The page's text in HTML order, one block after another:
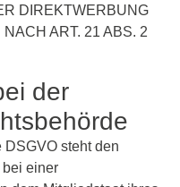
DIREKTWERBUNG
ART. 21 ABS. 2
der
DSGVO steht den
bei einer